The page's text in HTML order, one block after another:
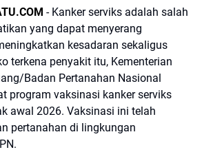
- Kanker serviks adalah salah
yang dapat menyerang
kesadaran sekaligus
terkena penyakit itu, Kementerian
Badan Pertanahan Nasional
program vaksinasi kanker serviks
awal 2026. Vaksinasi ini telah
pertanahan di lingkungan